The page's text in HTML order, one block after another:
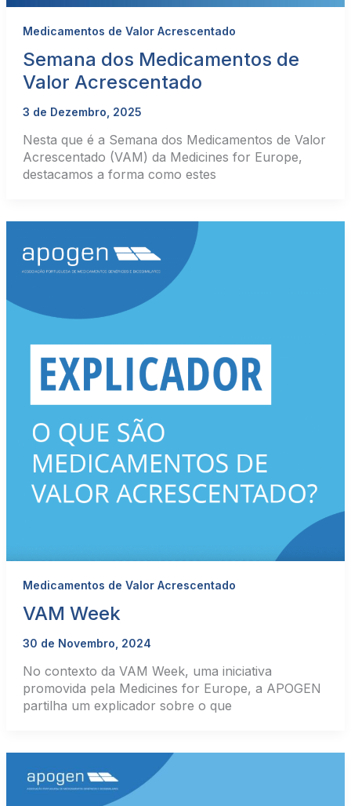
Medicamentos de Valor Acrescentado
Semana dos Medicamentos de
Valor Acrescentado
3 de Dezembro, 2025
Nesta que é a Semana dos Medicamentos de Valor
Acrescentado (VAM) da Medicines for Europe,
destacamos a forma como estes
Medicamentos de Valor Acrescentado
VAM Week
30 de Novembro, 2024
No contexto da VAM Week, uma iniciativa
promovida pela Medicines for Europe, a APOGEN
partilha um explicador sobre o que